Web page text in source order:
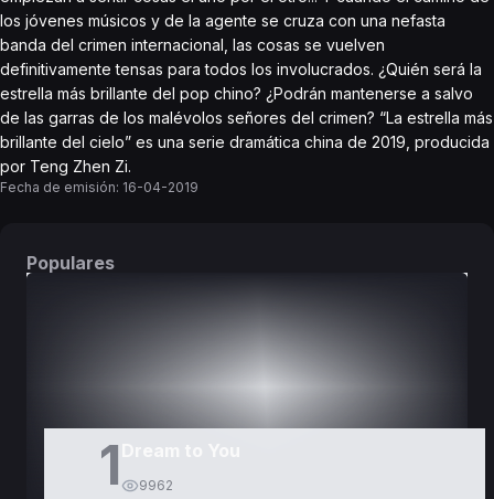
los jóvenes músicos y de la agente se cruza con una nefasta
banda del crimen internacional, las cosas se vuelven
definitivamente tensas para todos los involucrados. ¿Quién será la
estrella más brillante del pop chino? ¿Podrán mantenerse a salvo
de las garras de los malévolos señores del crimen? “La estrella más
brillante del cielo” es una serie dramática china de 2019, producida
por Teng Zhen Zi.
Fecha de emisión: 16-04-2019
Populares
1 9962